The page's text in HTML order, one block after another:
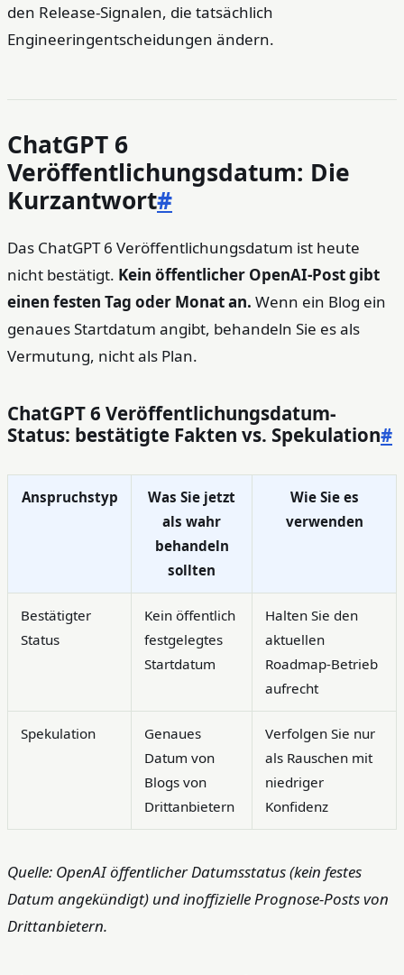
den Release-Signalen, die tatsächlich
Engineeringentscheidungen ändern.
ChatGPT 6
Veröffentlichungsdatum: Die
Kurzantwort#
Das ChatGPT 6 Veröffentlichungsdatum ist heute
nicht bestätigt. Kein öffentlicher OpenAI-Post gibt
einen festen Tag oder Monat an. Wenn ein Blog ein
genaues Startdatum angibt, behandeln Sie es als
Vermutung, nicht als Plan.
ChatGPT 6 Veröffentlichungsdatum-
Status: bestätigte Fakten vs. Spekulation#
Anspruchstyp
Was Sie jetzt
als wahr
behandeln
sollten
Wie Sie es
verwenden
Bestätigter
Status
Kein öffentlich
festgelegtes
Startdatum
Halten Sie den
aktuellen
Roadmap-Betrieb
aufrecht
Spekulation
Genaues
Datum von
Blogs von
Drittanbietern
Verfolgen Sie nur
als Rauschen mit
niedriger
Konfidenz
Quelle: OpenAI öffentlicher Datumsstatus (kein festes
Datum angekündigt) und inoffizielle Prognose-Posts von
Drittanbietern.